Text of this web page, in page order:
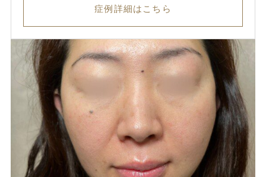
症例詳細はこちら